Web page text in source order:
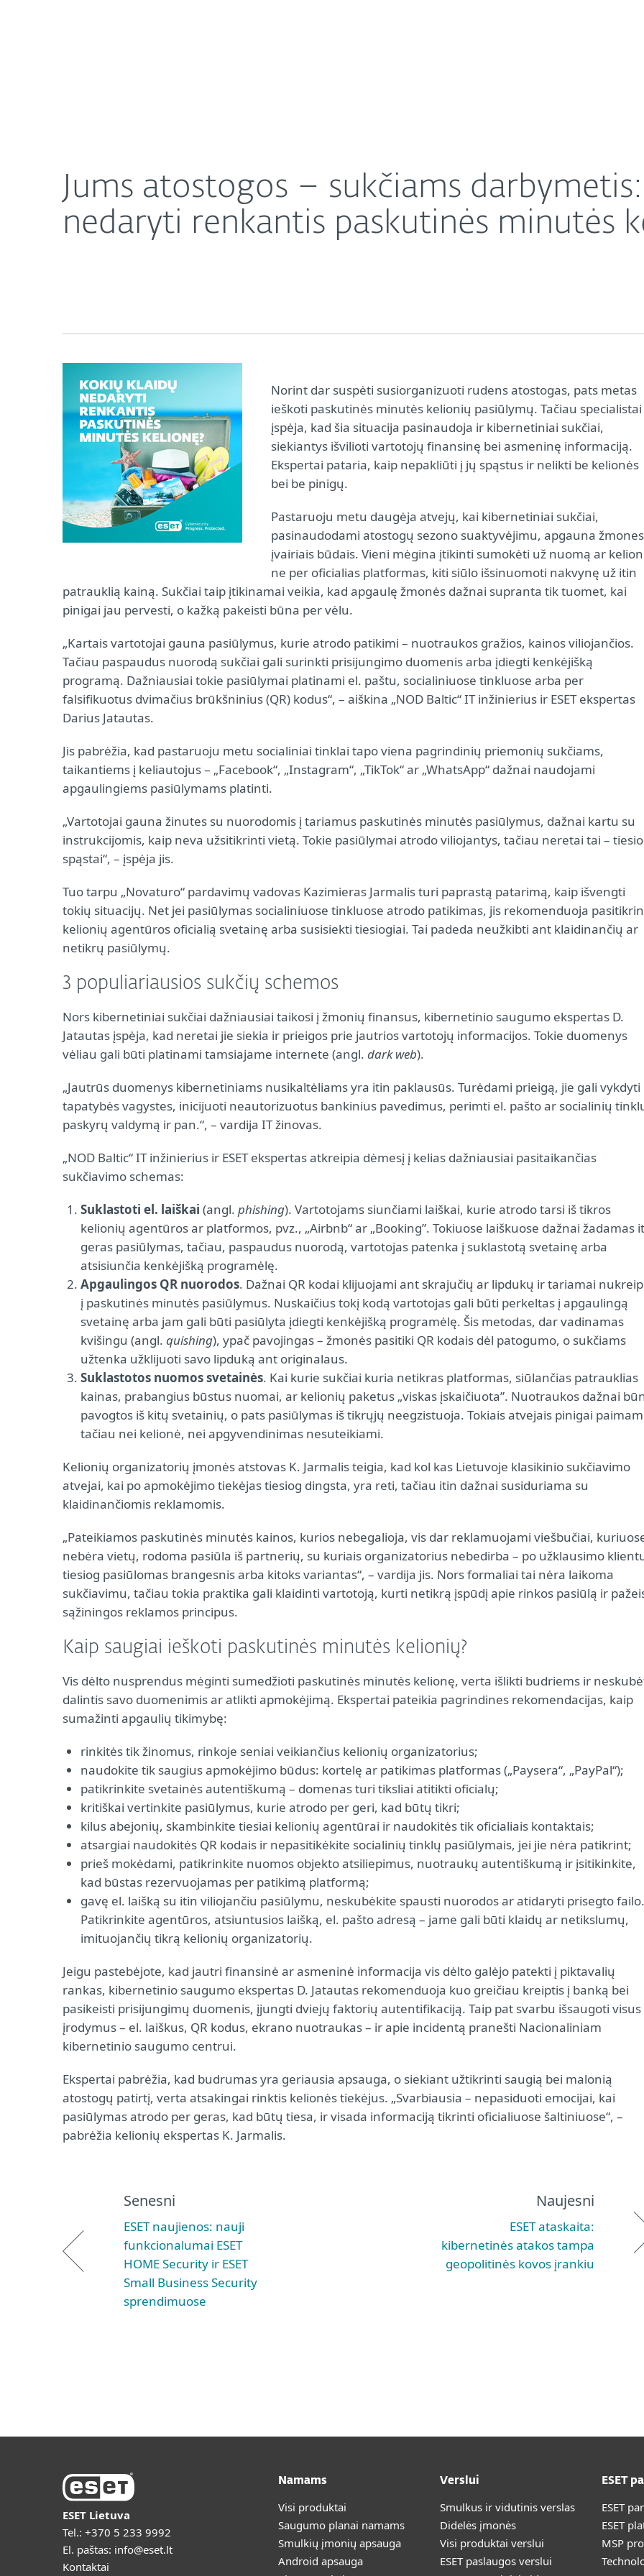
Jums atostogos – sukčiams
nedaryti renkantis paskutinės minutės
Norint dar suspėti susiorganizuoti rudens atostogas, pats metas
ieškoti paskutinės minutės kelionių pasiūlymų. Tačiau specialistai
įspėja, kad šia situacija pasinaudoja ir kibernetiniai sukčiai,
siekiantys išvilioti vartotojų finansinę bei asmeninę informaciją.
Ekspertai pataria, kaip nepakliūti į jų spąstus ir nelikti be kelionės
bei be pinigų.
Pastaruoju metu daugėja atvejų, kai kibernetiniai sukčiai,
pasinaudodami atostogų sezono suaktyvėjimu, apgauna žmones
įvairiais būdais. Vieni mėgina įtikinti sumokėti už nuomą ar
ne per oficialias platformas, kiti siūlo išsinuomoti nakvynę už itin
patrauklią kainą. Sukčiai taip įtikinamai veikia, kad apgaulę žmonės dažnai supranta tik tuomet, kai
pinigai jau pervesti, o kažką pakeisti būna per vėlu.
„Kartais vartotojai gauna pasiūlymus, kurie atrodo patikimi – nuotraukos gražios, kainos viliojančios.
Tačiau paspaudus nuorodą sukčiai gali surinkti prisijungimo duomenis arba įdiegti kenkėjišką
programą. Dažniausiai tokie pasiūlymai platinami el. paštu, socialiniuose tinkluose arba per
falsifikuotus dvimačius brūkšninius (QR) kodus“, – aiškina „NOD Baltic“ IT inžinierius ir ESET ekspertas
Darius Jatautas.
Jis pabrėžia, kad pastaruoju metu socialiniai tinklai tapo viena pagrindinių priemonių sukčiams,
taikantiems į keliautojus – „Facebook“, „Instagram“, „TikTok“ ar „WhatsApp“ dažnai naudojami
apgaulingiems pasiūlymams platinti.
„Vartotojai gauna žinutes su nuorodomis į tariamus paskutinės minutės pasiūlymus, dažnai kartu su
instrukcijomis, kaip neva užsitikrinti vietą. Tokie pasiūlymai atrodo viliojantys, tačiau neretai tai –
spąstai“, – įspėja jis.
Tuo tarpu „Novaturo“ pardavimų vadovas Kazimieras Jarmalis turi paprastą patarimą, kaip išvengti
tokių situacijų. Net jei pasiūlymas socialiniuose tinkluose atrodo patikimas, jis rekomenduoja
kelionių agentūros oficialią svetainę arba susisiekti tiesiogiai. Tai padeda neužkibti ant klaidinančių ar
netikrų pasiūlymų.
3 populiariausios sukčių schemos
Nors kibernetiniai sukčiai dažniausiai taikosi į žmonių finansus, kibernetinio saugumo ekspertas D.
Jatautas įspėja, kad neretai jie siekia ir prieigos prie jautrios vartotojų informacijos. Tokie duomenys
vėliau gali būti platinami tamsiajame internete (angl. dark web).
„Jautrūs duomenys kibernetiniams nusikaltėliams yra itin paklausūs. Turėdami prieigą, jie gali vykdyti
tapatybės vagystes, inicijuoti neautorizuotus bankinius pavedimus, perimti el. pašto ar socialinių
paskyrų valdymą ir pan.“, – vardija IT žinovas.
„NOD Baltic“ IT inžinierius ir ESET ekspertas atkreipia dėmesį į kelias dažniausiai pasitaikančias
sukčiavimo schemas:
Suklastoti el. laiškai (angl. phishing). Vartotojams siunčiami laiškai, kurie atrodo tarsi iš tikros
kelionių agentūros ar platformos, pvz., „Airbnb“ ar „Booking”. Tokiuose laiškuose dažnai žadamas
geras pasiūlymas, tačiau, paspaudus nuorodą, vartotojas patenka į suklastotą svetainę arba
atsisiunčia kenkėjišką programėlę.
Apgaulingos QR nuorodos. Dažnai QR kodai klijuojami ant skrajučių ar lipdukų ir tariamai
į paskutinės minutės pasiūlymus. Nuskaičius tokį kodą vartotojas gali būti perkeltas į apgaulingą
svetainę arba jam gali būti pasiūlyta įdiegti kenkėjišką programėlę. Šis metodas, dar vadinamas
kvišingu (angl. quishing), ypač pavojingas – žmonės pasitiki QR kodais dėl patogumo, o sukčiams
užtenka užklijuoti savo lipduką ant originalaus.
Suklastotos nuomos svetainės. Kai kurie sukčiai kuria netikras platformas, siūlančias patrauklias
kainas, prabangius būstus nuomai, ar kelionių paketus „viskas įskaičiuota”. Nuotraukos dažnai
pavogtos iš kitų svetainių, o pats pasiūlymas iš tikrųjų neegzistuoja. Tokiais atvejais pinigai
tačiau nei kelionė, nei apgyvendinimas nesuteikiami.
Kelionių organizatorių įmonės atstovas K. Jarmalis teigia, kad kol kas Lietuvoje klasikinio sukčiavimo
atvejai, kai po apmokėjimo tiekėjas tiesiog dingsta, yra reti, tačiau itin dažnai susiduriama su
klaidinančiomis reklamomis.
„Pateikiamos paskutinės minutės kainos, kurios nebegalioja, vis dar reklamuojami viešbučiai,
nebėra vietų, rodoma pasiūla iš partnerių, su kuriais organizatorius nebedirba – po užklausimo
tiesiog pasiūlomas brangesnis arba kitoks variantas“, – vardija jis. Nors formaliai tai nėra laikoma
sukčiavimu, tačiau tokia praktika gali klaidinti vartotoją, kurti netikrą įspūdį apie rinkos pasiūlą ir
sąžiningos reklamos principus.
Kaip saugiai ieškoti paskutinės minutės kelionių?
Vis dėlto nusprendus mėginti sumedžioti paskutinės minutės kelionę, verta išlikti budriems ir
dalintis savo duomenimis ar atlikti apmokėjimą. Ekspertai pateikia pagrindines rekomendacijas, kaip
sumažinti apgaulių tikimybę:
rinkitės tik žinomus, rinkoje seniai veikiančius kelionių organizatorius;
naudokite tik saugius apmokėjimo būdus: kortelę ar patikimas platformas („Paysera“, „PayPal“);
patikrinkite svetainės autentiškumą – domenas turi tiksliai atitikti oficialų;
kritiškai vertinkite pasiūlymus, kurie atrodo per geri, kad būtų tikri;
kilus abejonių, skambinkite tiesiai kelionių agentūrai ir naudokitės tik oficialiais kontaktais;
atsargiai naudokitės QR kodais ir nepasitikėkite socialinių tinklų pasiūlymais, jei jie nėra patikrint;
prieš mokėdami, patikrinkite nuomos objekto atsiliepimus, nuotraukų autentiškumą ir įsitikinkite,
kad būstas rezervuojamas per patikimą platformą;
gavę el. laišką su itin viliojančiu pasiūlymu, neskubėkite spausti nuorodos ar atidaryti prisegto failo.
Patikrinkite agentūros, atsiuntusios laišką, el. pašto adresą – jame gali būti klaidų ar netikslumų,
imituojančių tikrą kelionių organizatorių.
Jeigu pastebėjote, kad jautri finansinė ar asmeninė informacija vis dėlto galėjo patekti į piktavalių
rankas, kibernetinio saugumo ekspertas D. Jatautas rekomenduoja kuo greičiau kreiptis į banką bei
pasikeisti prisijungimų duomenis, įjungti dviejų faktorių autentifikaciją. Taip pat svarbu išsaugoti visus
įrodymus – el. laiškus, QR kodus, ekrano nuotraukas – ir apie incidentą pranešti Nacionaliniam
kibernetinio saugumo centrui.
Ekspertai pabrėžia, kad budrumas yra geriausia apsauga, o siekiant užtikrinti saugią bei malonią
atostogų patirtį, verta atsakingai rinktis kelionės tiekėjus. „Svarbiausia – nepasiduoti emocijai, kai
pasiūlymas atrodo per geras, kad būtų tiesa, ir visada informaciją tikrinti oficialiuose šaltiniuose“, –
pabrėžia kelionių ekspertas K. Jarmalis.
Senesni
ESET naujienos: nauji
funkcionalumai ESET
HOME Security ir ESET
Small Business Security
sprendimuose
Naujesni
ESET ataskaita:
kibernetinės atakos tampa
geopolitinės kovos įrankiu
ESET Lietuva
Tel.: +370 5 233 9992
El. paštas: info@eset.lt
Kontaktai
Namams
Visi produktai
Saugumo planai namams
Smulkių įmonių apsauga
Android apsauga
Verslui
Smulkus ir vidutinis verslas
Didelės įmonės
Visi produktai verslui
ESET paslaugos verslui
ESET
ESET
ESET
MSP